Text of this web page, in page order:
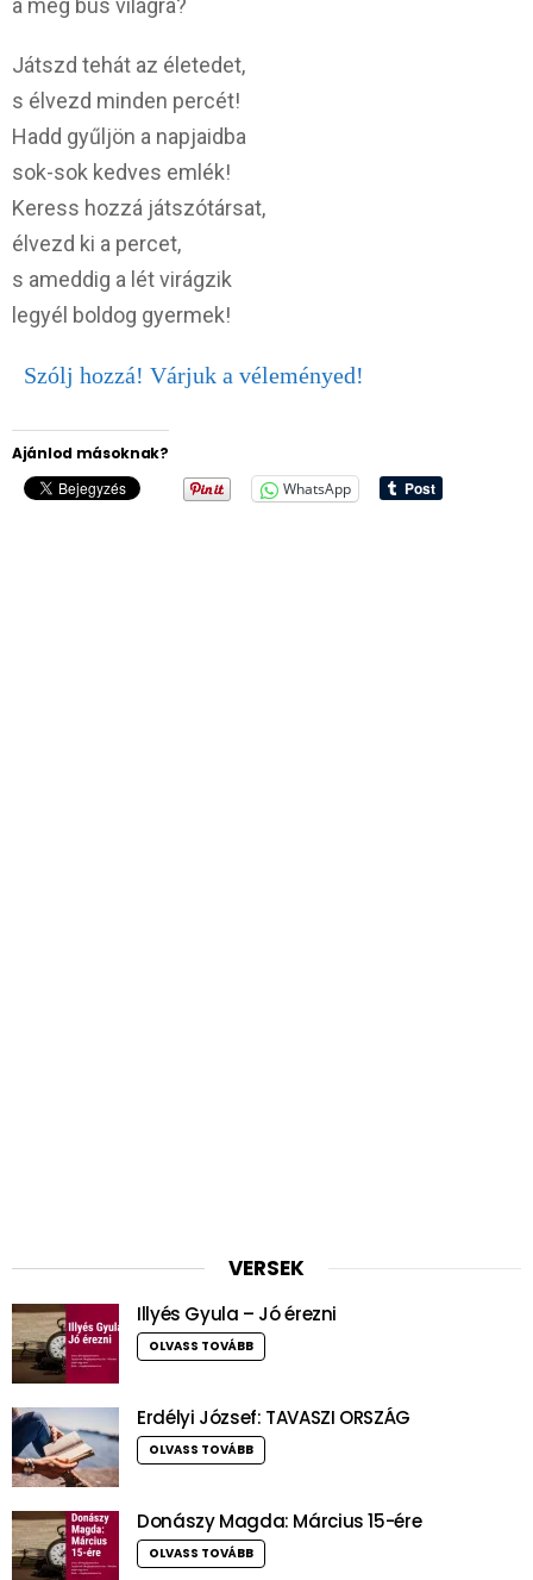
a még bús világra?
Játszd tehát az életedet,
s élvezd minden percét!
Hadd gyűljön a napjaidba
sok-sok kedves emlék!
Keress hozzá játszótársat,
élvezd ki a percet,
s ameddig a lét virágzik
legyél boldog gyermek!
Szólj hozzá! Várjuk a véleményed!
Ajánlod másoknak?
WhatsApp
VERSEK
Illyés Gyula – Jó érezni
OLVASS TOVÁBB
Erdélyi József: TAVASZI ORSZÁG
OLVASS TOVÁBB
Donászy Magda: Március 15-ére
OLVASS TOVÁBB